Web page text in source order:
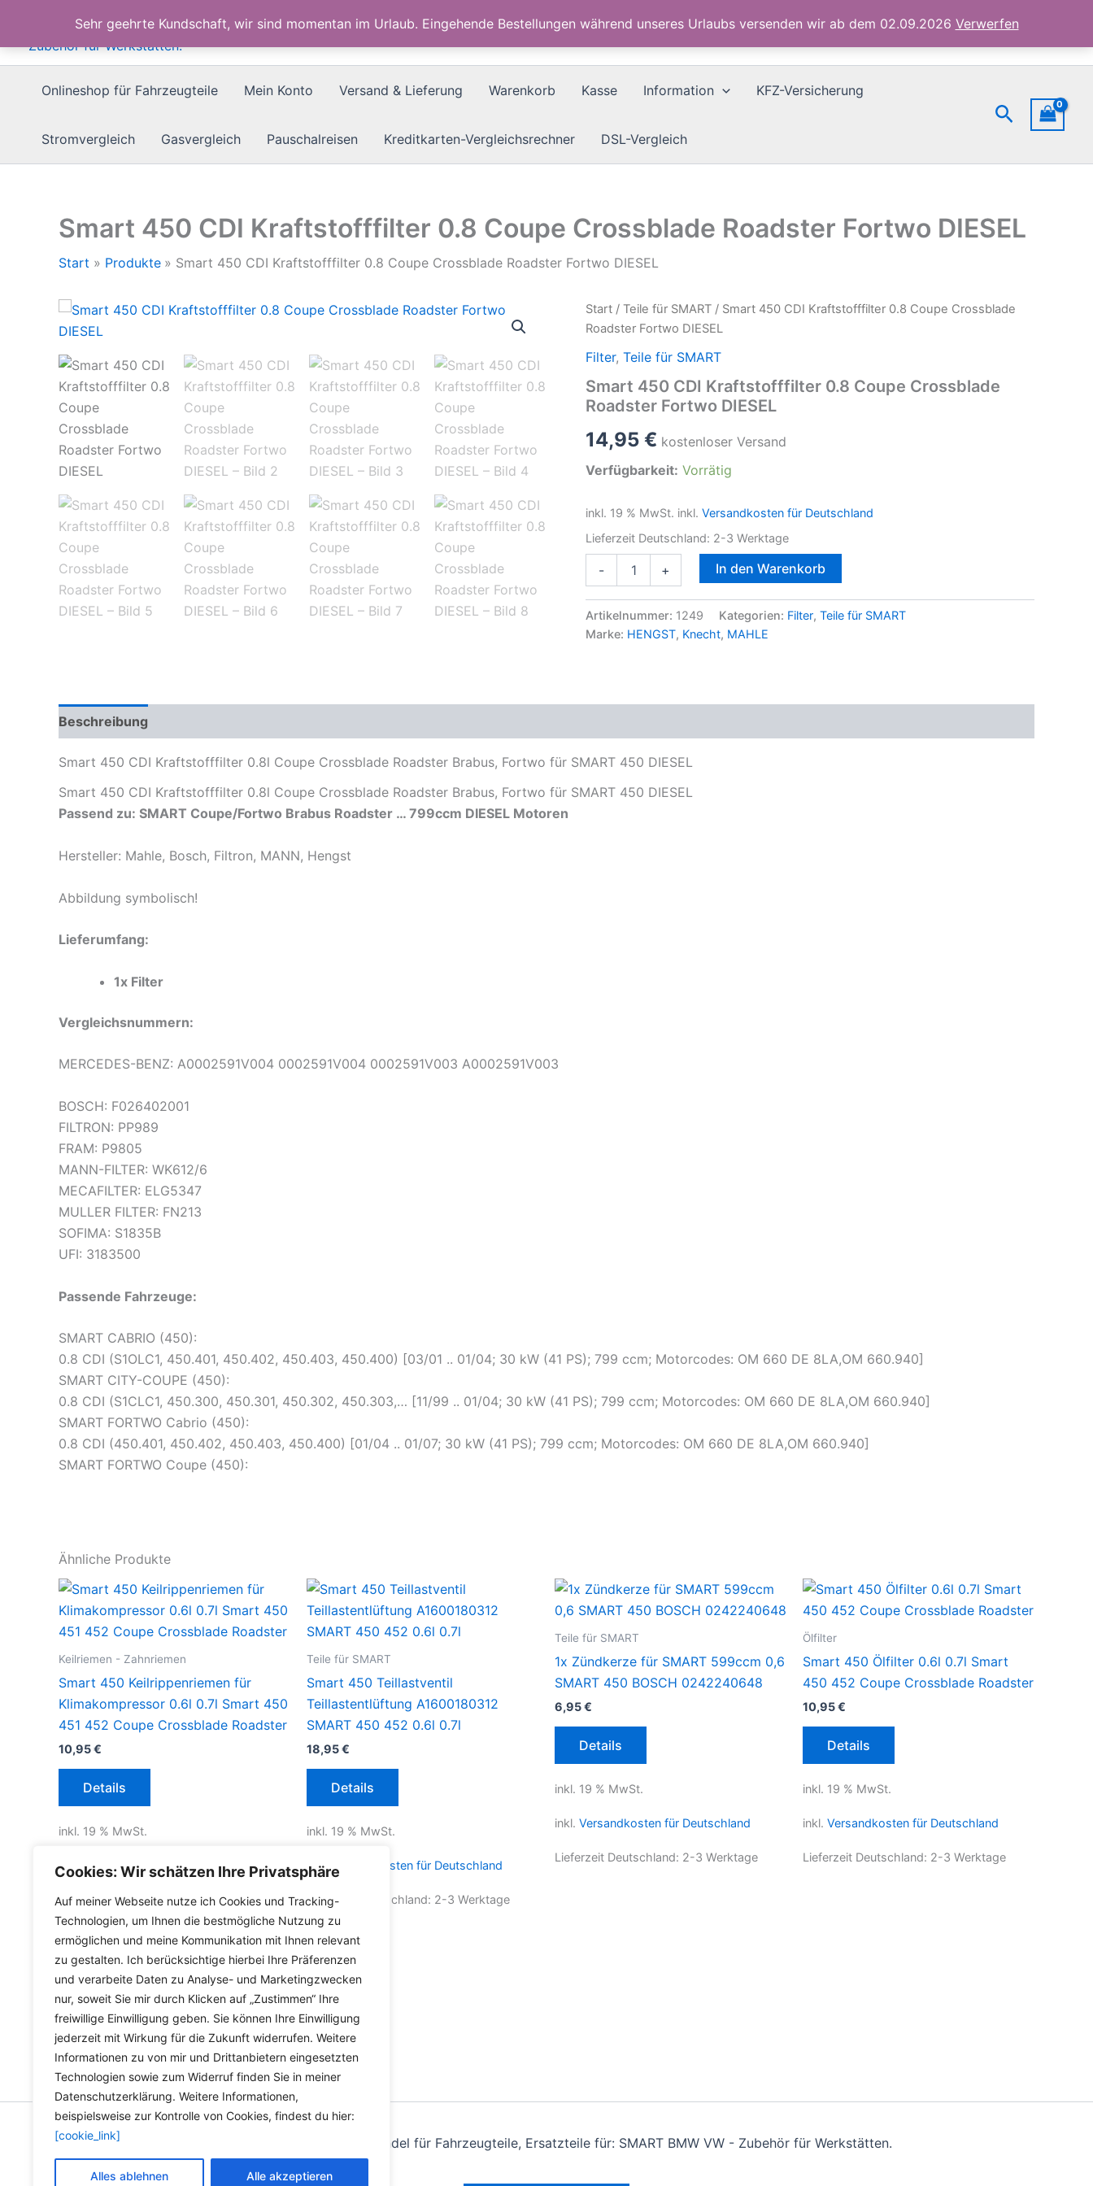
Cookies: Wir schätzen Ihre Privatsphäre
Auf meiner Webseite nutze ich Cookies und Tracking-
Technologien, um Ihnen die bestmögliche Nutzung zu
ermöglichen und meine Kommunikation mit Ihnen relevant
zu gestalten. Ich berücksichtige hierbei Ihre Präferenzen
und verarbeite Daten zu Analyse- und Marketingzwecken
nur, soweit Sie mir durch Klicken auf „Zustimmen“ Ihre
freiwillige Einwilligung geben. Sie können Ihre Einwilligung
jederzeit mit Wirkung für die Zukunft widerrufen. Weitere
Informationen zu von mir und Drittanbietern eingesetzten
Technologien sowie zum Widerruf finden Sie in meiner
Datenschutzerklärung. Weitere Informationen,
beispielsweise zur Kontrolle von Cookies, findest du hier:
[cookie_link]
Alles ablehnen Alle akzeptieren
Sehr geehrte Kundschaft, wir sind momentan im Urlaub. Eingehende Bestellungen während unseres Urlaubs versenden wir ab dem 02.09.2026 Verwerfen
springen
Onlineshop für Fahrzeugteile Mein Konto Versand & Lieferung Warenkorb Kasse Information KFZ-Versicherung
Stromvergleich Gasvergleich Pauschalreisen Kreditkarten-Vergleichsrechner DSL-Vergleich
Suchen
Smart 450 CDI Kraftstofffilter 0.8 Coupe Crossblade Roadster Fortwo DIESEL
Start Produkte Smart 450 CDI Kraftstofffilter 0.8 Coupe Crossblade Roadster Fortwo DIESEL
Start / Teile für SMART / Smart 450 CDI Kraftstofffilter 0.8 Coupe Crossblade
Roadster Fortwo DIESEL
Filter, Teile für SMART
Smart 450 CDI Kraftstofffilter 0.8 Coupe Crossblade
Roadster Fortwo DIESEL
14,95 € kostenloser Versand
Verfügbarkeit: Vorrätig
inkl. 19 % MwSt. inkl. Versandkosten für Deutschland
Lieferzeit Deutschland: 2-3 Werktage
-
Kraftstofffilter
Coupe
DIESEL
+ In den Warenkorb
Artikelnummer: 1249 Kategorien: Filter, Teile für SMART
Marke: HENGST, Knecht, MAHLE
Beschreibung
Smart 450 CDI Kraftstofffilter 0.8l Coupe Crossblade Roadster Brabus, Fortwo für SMART 450 DIESEL
Smart 450 CDI Kraftstofffilter 0.8l Coupe Crossblade Roadster Brabus, Fortwo für SMART 450 DIESEL
Passend zu: SMART Coupe/Fortwo Brabus Roadster … 799ccm DIESEL Motoren
Hersteller: Mahle, Bosch, Filtron, MANN, Hengst
Abbildung symbolisch!
Lieferumfang:
1x Filter
Vergleichsnummern:
MERCEDES-BENZ: A0002591V004 0002591V004 0002591V003 A0002591V003
BOSCH: F026402001
FILTRON: PP989
FRAM: P9805
MANN-FILTER: WK612/6
MECAFILTER: ELG5347
MULLER FILTER: FN213
SOFIMA: S1835B
UFI: 3183500
Passende Fahrzeuge:
SMART CABRIO (450):
0.8 CDI (S1OLC1, 450.401, 450.402, 450.403, 450.400) [03/01 .. 01/04; 30 kW (41 PS); 799 ccm; Motorcodes: OM 660 DE 8LA,OM 660.940]
SMART CITY-COUPE (450):
0.8 CDI (S1CLC1, 450.300, 450.301, 450.302, 450.303,… [11/99 .. 01/04; 30 kW (41 PS); 799 ccm; Motorcodes: OM 660 DE 8LA,OM 660.940]
SMART FORTWO Cabrio (450):
0.8 CDI (450.401, 450.402, 450.403, 450.400) [01/04 .. 01/07; 30 kW (41 PS); 799 ccm; Motorcodes: OM 660 DE 8LA,OM 660.940]
SMART FORTWO Coupe (450):
Ähnliche Produkte
Keilriemen - Zahnriemen
Smart 450 Keilrippenriemen für
Klimakompressor 0.6l 0.7l Smart 450
451 452 Coupe Crossblade Roadster
10,95€
Details
inkl. 19 % MwSt.
inkl. Versandkosten für Deutschland
Lieferzeit Deutschland:2-3 Werktage
Teile für SMART
Smart 450 Teillastventil
Teillastentlüftung A1600180312
SMART 450 452 0.6l 0.7l
18,95€
Details
inkl. 19 % MwSt.
inkl. Versandkosten für Deutschland
Lieferzeit Deutschland: 2-3 Werktage
Teile für SMART
1x Zündkerze für SMART 599ccm 0,6
SMART 450 BOSCH 0242240648
6,95€
Details
inkl. 19 % MwSt.
inkl. Versandkosten für Deutschland
Lieferzeit Deutschland: 2-3 Werktage
Ölfilter
Smart 450 Ölfilter 0.6l 0.7l Smart
450 452 Coupe Crossblade Roadster
10,95€
Details
inkl. 19 % MwSt.
inkl. Versandkosten für Deutschland
Lieferzeit Deutschland: 2-3 Werktage
Copyright © 2026 Versandhandel für Fahrzeugteile, Ersatzteile für: SMART BMW VW - Zubehör für Werkstätten.
Crossblade
Roadster
Fortwo
DIESEL